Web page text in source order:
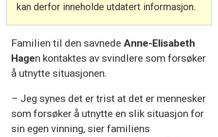
kan derfor inneholde utdatert informasjon.
Familien til den savnede Anne-Elisabeth
Hagen kontaktes av svindlere som forsøker
å utnytte situasjonen.
– Jeg synes det er trist at det er mennesker
som forsøker å utnytte en slik situasjon for
sin egen vinning, sier familiens